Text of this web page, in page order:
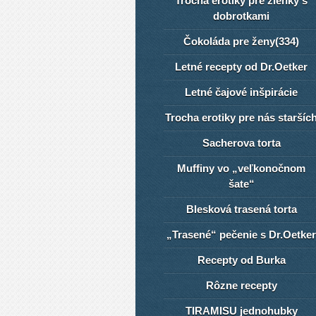
dobrotkami
Čokoláda pre ženy(334)
Letné recepty od Dr.Oetker
Letné čajové inšpirácie
Trocha erotiky pre nás
Sacherova torta
Muffiny vo „veľkonočnom
šate“
Blesková trasená torta
„Trasené“ pečenie s Dr.Oetker
Recepty od Burka
Rôzne recepty
TIRAMISU jednohubky